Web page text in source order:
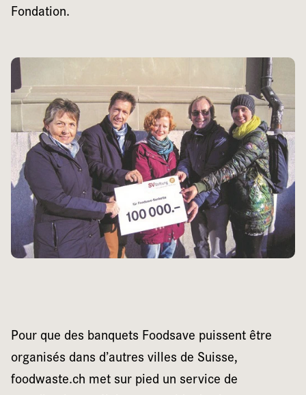
Fondation.
Pour que des banquets Foodsave puissent être
organisés dans d’autres villes de Suisse,
foodwaste.ch met sur pied un service de